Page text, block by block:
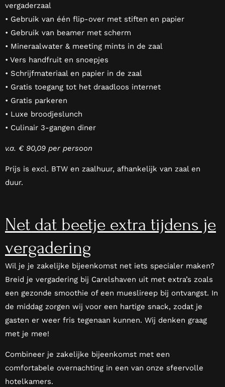
vergaderzaal
• Gebruik van één flip-over met stiften en papier
• Gebruik van beamer met scherm
• Mineraalwater & meeting mints in de zaal
• Vers handfruit en snoepjes
• Schrijfmateriaal en papier in de zaal
• Gratis toegang tot het draadloos internet
• Gratis parkeren
• Luxe broodjeslunch
• Culinair 3-gangen diner
v.a. € 90,09 per persoon
Prijs is excl. BTW en zaalhuur, afhankelijk van zaal en
duur.
Net dat beetje extra tijdens je
vergadering
Wil je je zakelijke bijeenkomst net iets specialer maken?
Breid je vergadering bij Carelshaven uit met extra’s zoals
een gezonde smoothie of een mueslireep bij ontvangst. In
de middag zorgen wij voor een hartige snack, zodat je
gasten er weer fris tegenaan kunnen. Wij denken graag
met je mee!
Combineer je zakelijke bijeenkomst met een
comfortabele overnachting in een van onze sfeervolle
hotelkamers.